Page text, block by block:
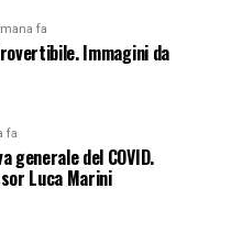
fa
Immagini da
fa
generale del COVID.
Luca Marini